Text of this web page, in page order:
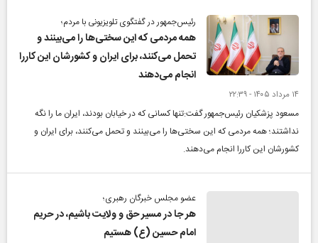
رئیس‌جمهور در گفتگوی تلویزیونی با مردم؛
همه مردمی که این سختی‌ها را می‌بینند و
تحمل می‌کنند، برای ایران و کشورشان این کاررا
انجام می‌دهند
۱۴ مرداد ۱۴۰۵ - ۲۲:۳۹
مسعود پزشکیان رئیس‌جمهور گفت:تنها کسانی که در خیابان بودند، ایران ما را نگه
نداشتند؛ همه مردمی که این سختی‌ها را می‌بینند و تحمل می‌کنند، برای ایران و
کشورشان این کاررا انجام می‌دهند.
عضو مجلس خبرگان رهبری؛
هر جا در مسیر حق و ولایت باشیم، در حریم
امام حسین (ع) هستیم